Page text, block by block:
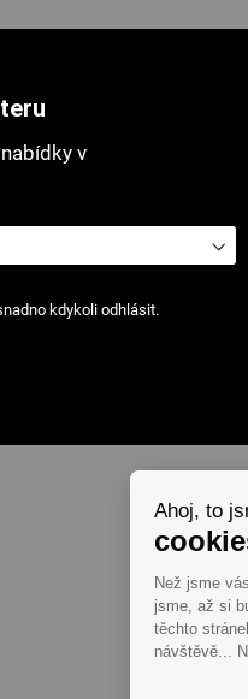
v
kdykoli odhlásit.
Ahoj, to jsme
cookies!
Než jsme vás
jsme, až si
těchto stránek
návštěvě...